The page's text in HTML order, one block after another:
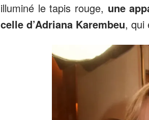
illuminé le tapis rouge, une
celle d’Adriana Karembeu, qui